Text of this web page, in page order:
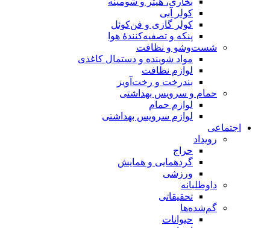
کولر آبی
کولر گازی و فن‌کوئل
پنکه و تصفیه‌کنندهٔ هوا
شست‌وشو و نظافت
مواد شوینده و دستمال کاغذی
لوازم نظافت
بندرخت و رخت‌آویز
حمام و سرویس بهداشتی
لوازم حمام
لوازم سرویس بهداشتی
اجتماعی
رویداد
حراج
گردهمایی و همایش
ورزشی
داوطلبانه
تحقیقاتی
گم‌شده‌ها
حیوانات